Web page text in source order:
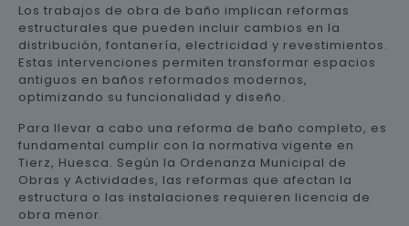
Los trabajos de obra de baño implican reformas
estructurales que pueden incluir cambios en la
distribución, fontanería, electricidad y revestimientos.
Estas intervenciones permiten transformar espacios
antiguos en baños reformados modernos,
optimizando su funcionalidad y diseño.
Para llevar a cabo una reforma de baño completo, es
fundamental cumplir con la normativa vigente en
Tierz, Huesca. Según la Ordenanza Municipal de
Obras y Actividades, las reformas que afectan la
estructura o las instalaciones requieren licencia de
obra menor.